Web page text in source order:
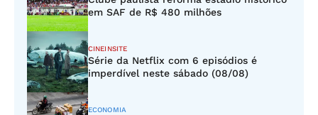
em SAF de R$ 480 milhões
CINEINSITE
Série da Netflix com 6 episódios é
imperdível neste sábado (08/08)
ECONOMIA